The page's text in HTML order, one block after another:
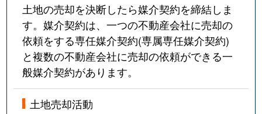
土地の売却を決断したら媒介契約を締結しま
す。媒介契約は、一つの不動産会社に売却の
依頼をする専任媒介契約(専属専任媒介契約)
と複数の不動産会社に売却の依頼ができる一
般媒介契約があります。
土地売却活動